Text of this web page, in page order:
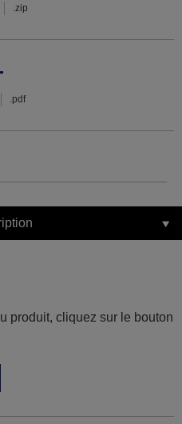
.zip
.pdf
produit, cliquez sur le bouton